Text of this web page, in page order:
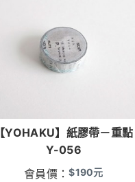
【YOHAKU】紙膠帶－重點
Y-056
會員價：$190元